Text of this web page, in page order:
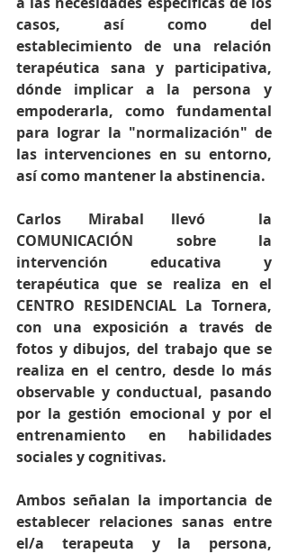
casos, así como del
establecimiento de una relación
terapéutica sana y participativa,
dónde implicar a la persona y
empoderarla, como fundamental
para lograr la "normalización" de
las intervenciones en su entorno,
así como mantener la abstinencia.
Carlos Mirabal llevó  la
COMUNICACIÓN sobre la
intervención educativa y
terapéutica que se realiza en el
CENTRO RESIDENCIAL La Tornera,
con una exposición a través de
fotos y dibujos, del trabajo que se
realiza en el centro, desde lo más
observable y conductual, pasando
por la gestión emocional y por el
entrenamiento en habilidades
sociales y cognitivas.
Ambos señalan la importancia de
establecer relaciones sanas entre
el/a terapeuta y la persona,